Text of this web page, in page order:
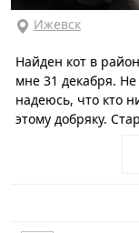
Ижевск
Найден кот в
мне 31 декабря.
надеюсь, что кто
этому добряку.